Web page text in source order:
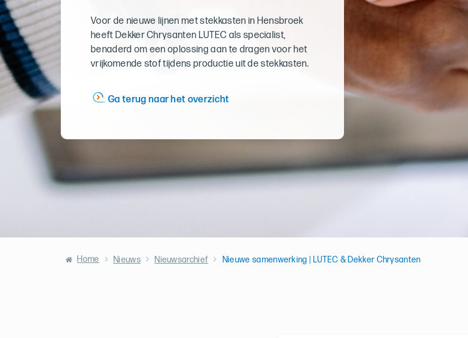
Voor de nieuwe lijnen met stekkasten in Hensbroek
heeft Dekker Chrysanten LUTEC als specialist,
benaderd om een oplossing aan te dragen voor het
vrijkomende stof tijdens productie uit de stekkasten.
Ga terug naar het overzicht
Home Nieuws Nieuwsarchief Nieuwe samenwerking | LUTEC & Dekker Chrysanten